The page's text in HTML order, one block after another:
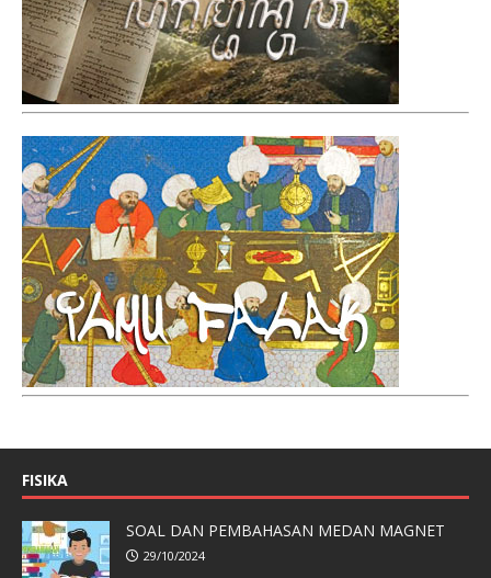
FISIKA
SOAL DAN PEMBAHASAN MEDAN MAGNET
29/10/2024